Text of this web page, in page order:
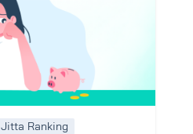
Jitta Ranking